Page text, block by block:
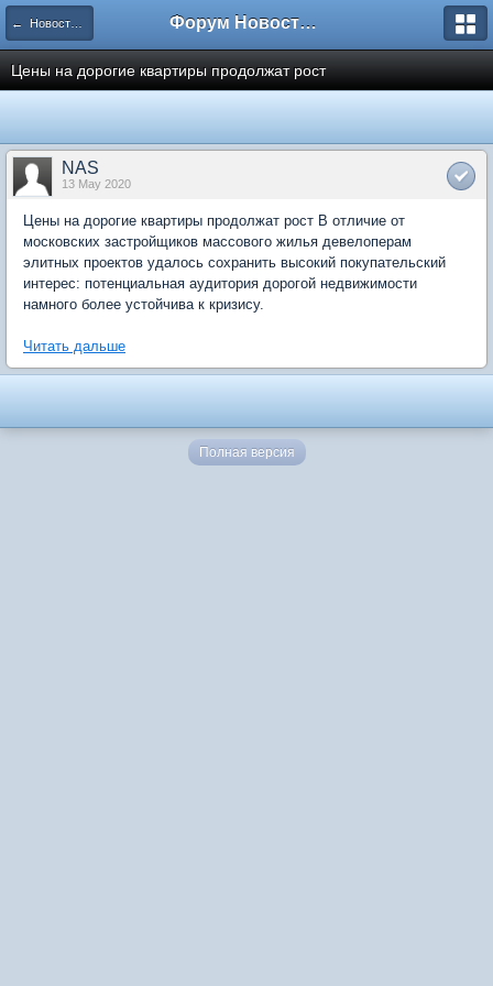
← Новости рынка недвижимости Форум Новостройки
Цены на дорогие квартиры продолжат рост
NAS
13 May 2020
Цены на дорогие квартиры продолжат рост В отличие от
московских застройщиков массового жилья девелоперам
элитных проектов удалось сохранить высокий покупательский
интерес: потенциальная аудитория дорогой недвижимости
намного более устойчива к кризису.
Читать дальше
Полная версия